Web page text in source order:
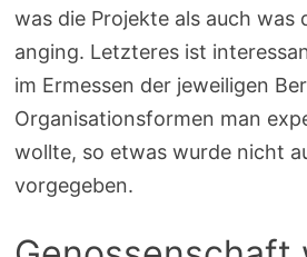
was die Projekte als auch was
anging. Letzteres ist
im Ermessen der jeweiligen
Organisationsformen man
wollte, so etwas wurde nicht
vorgegeben.